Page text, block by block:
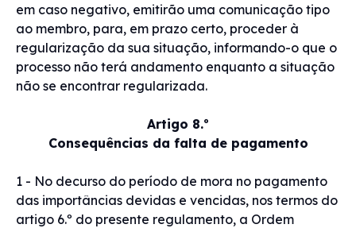
em caso negativo, emitirão uma comunicação tipo
ao membro, para, em prazo certo, proceder à
regularização da sua situação, informando-o que o
processo não terá andamento enquanto a situação
não se encontrar regularizada.
Artigo 8.º
Consequências da falta de pagamento
1 - No decurso do período de mora no pagamento
das importâncias devidas e vencidas, nos termos do
artigo 6.º do presente regulamento, a Ordem